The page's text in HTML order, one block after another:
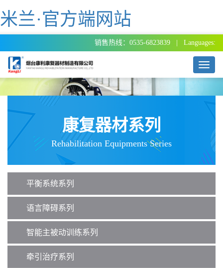
米兰·官方端网站
销售热线：0535-6823839 | Languages:
T
o
g
i
g
i
康复器材系列
Rehabilitation Equipments Series
平衡系统系列
语言障碍系列
智能主被动训练系列
牵引治疗系列